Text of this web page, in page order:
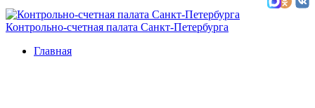
Контрольно-счетная палата Санкт-Петербурга
Главная